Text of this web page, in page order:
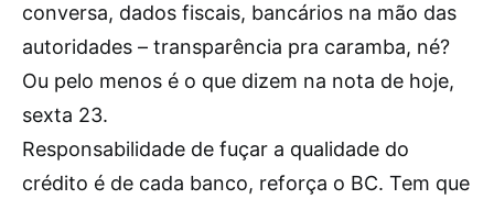
conversa, dados fiscais, bancários na mão das
autoridades – transparência pra caramba, né?
Ou pelo menos é o que dizem na nota de hoje,
sexta 23.
Responsabilidade de fuçar a qualidade do
crédito é de cada banco, reforça o BC. Tem que